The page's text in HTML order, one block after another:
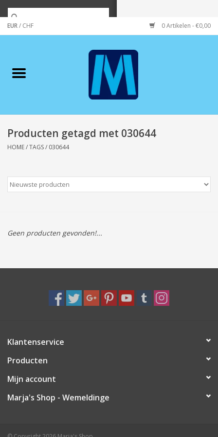
EUR/ CHF 0 Artikelen - €0,00
Merken
Wonen/koken/huishouden
Wenskaarten
Tassen/Portemonnee
Boeken
Speelgoed & hobby
Cadeau & feest
Contact/Locatie
Producten getagd met 030644
HOME/TAGS/ 030644
Geen producten gevonden!...
Klantenservice
Producten
Mijn account
Marja's Shop - Wemeldinge